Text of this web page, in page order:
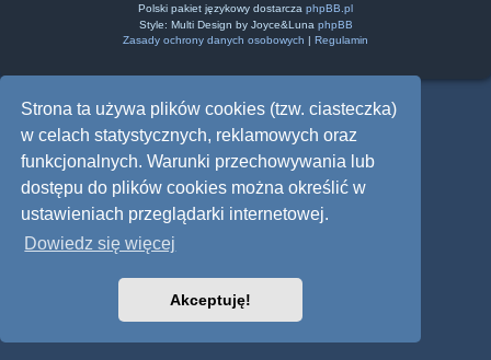
Strona ta używa plików cookies (tzw. ciasteczka)
w celach statystycznych, reklamowych oraz
funkcjonalnych. Warunki przechowywania lub
dostępu do plików cookies można określić w
ustawieniach przeglądarki internetowej.
Dowiedz się więcej
Akceptuję!
Polski pakiet językowy dostarcza phpBB.pl
Style: Multi Design by Joyce&Luna phpBB
Zasady ochrony danych osobowych | Regulamin